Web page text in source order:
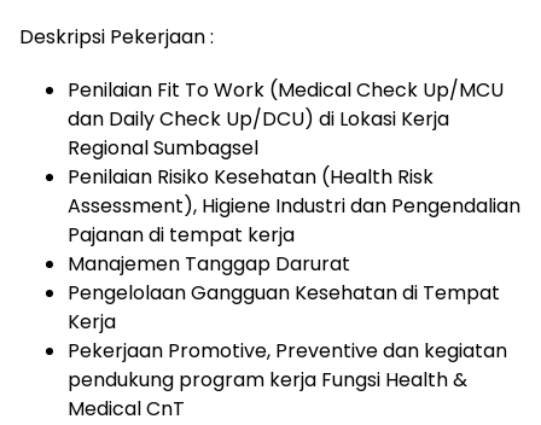
Deskripsi Pekerjaan :
Penilaian Fit To Work (Medical Check Up/MCU
dan Daily Check Up/DCU) di Lokasi Kerja
Regional Sumbagsel
Penilaian Risiko Kesehatan (Health Risk
Assessment), Higiene Industri dan Pengendalian
Pajanan di tempat kerja
Manajemen Tanggap Darurat
Pengelolaan Gangguan Kesehatan di Tempat
Kerja
Pekerjaan Promotive, Preventive dan kegiatan
pendukung program kerja Fungsi Health &
Medical CnT